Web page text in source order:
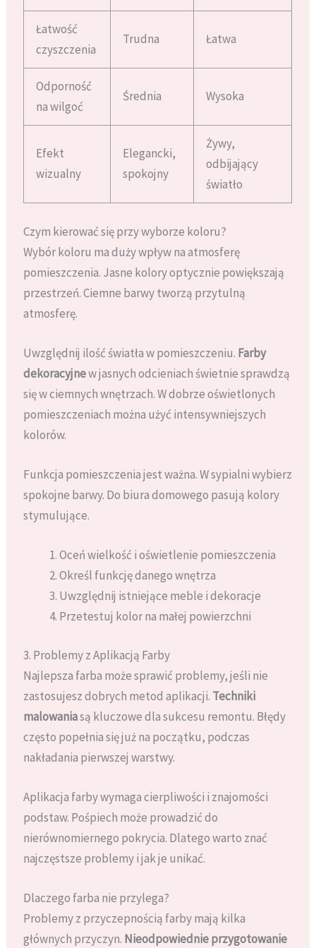
Łatwość
czyszczenia
Trudna Łatwa
Odporność
na wilgoć
Średnia Wysoka
Efekt
wizualny
Elegancki,
spokojny
Żywy,
odbijający
światło
Czym kierować się przy wyborze koloru?
Wybór koloru ma duży wpływ na atmosferę
pomieszczenia. Jasne kolory optycznie powiększają
przestrzeń. Ciemne barwy tworzą przytulną
atmosferę.
Uwzględnij ilość światła w pomieszczeniu. Farby
dekoracyjnew jasnych odcieniach świetnie sprawdzą
się w ciemnych wnętrzach. W dobrze oświetlonych
pomieszczeniach można użyć intensywniejszych
kolorów.
Funkcja pomieszczenia jest ważna. W sypialni wybierz
spokojne barwy. Do biura domowego pasują kolory
stymulujące.
Oceń wielkość i oświetlenie pomieszczenia
Określ funkcję danego wnętrza
Uwzględnij istniejące meble i dekoracje
Przetestuj kolor na małej powierzchni
3. Problemy z Aplikacją Farby
Najlepsza farba może sprawić problemy, jeśli nie
zastosujesz dobrych metod aplikacji. Techniki
malowaniasą kluczowe dla sukcesu remontu. Błędy
często popełnia się już na początku, podczas
nakładania pierwszej warstwy.
Aplikacja farby wymaga cierpliwości i znajomości
podstaw. Pośpiech może prowadzić do
nierównomiernego pokrycia. Dlatego warto znać
najczęstsze problemy i jak je unikać.
Dlaczego farba nie przylega?
Problemy z przyczepnością farby mają kilka
głównych przyczyn. Nieodpowiednie przygotowanie